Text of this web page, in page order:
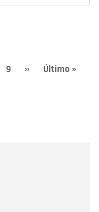
Page
9
Siguiente
››
Última
Último »